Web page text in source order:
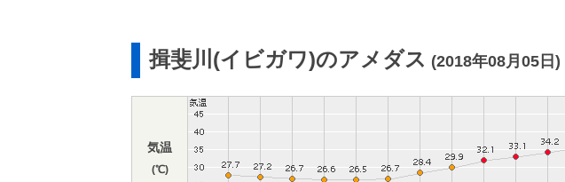
揖斐川(イビガワ)のアメダス (2018年08月05日)
気温
(℃)